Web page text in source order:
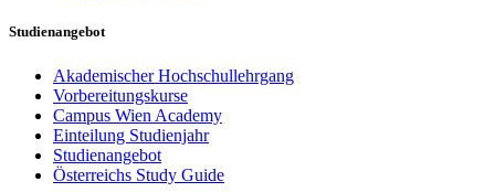
Studienangebot
Akademischer Hochschullehrgang
Vorbereitungskurse
Campus Wien Academy
Einteilung Studienjahr
Studienangebot
Österreichs Study Guide